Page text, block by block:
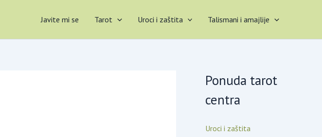
Javite mi se Tarot Uroci i zaštita Talismani i amajlije
Ponuda tarot
centra
Uroci i zaštita